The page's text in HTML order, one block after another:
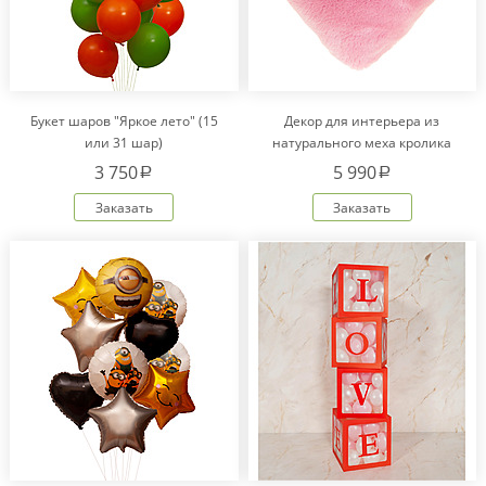
Букет шаров "Яркое лето" (15
или 31 шар)
3 750a
Заказать
Декор для интерьера из
натурального меха кролика
Рекс "Сердце" IM20601
5 990a
Заказать